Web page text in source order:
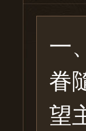
一
眷
望